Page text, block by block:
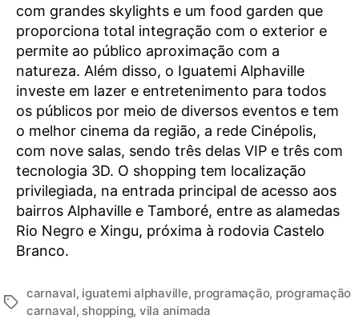
com grandes skylights e um food garden que
proporciona total integração com o exterior e
permite ao público aproximação com a
natureza. Além disso, o Iguatemi Alphaville
investe em lazer e entretenimento para todos
os públicos por meio de diversos eventos e tem
o melhor cinema da região, a rede Cinépolis,
com nove salas, sendo três delas VIP e três com
tecnologia 3D. O shopping tem localização
privilegiada, na entrada principal de acesso aos
bairros Alphaville e Tamboré, entre as alamedas
Rio Negro e Xingu, próxima à rodovia Castelo
Branco.
carnaval, iguatemi alphaville, programação, programação
carnaval, shopping, vila animada